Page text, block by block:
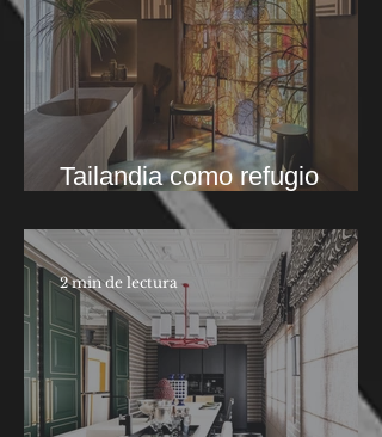
Tailandia como refugio
emocional en Casa Decor
2 min de lectura